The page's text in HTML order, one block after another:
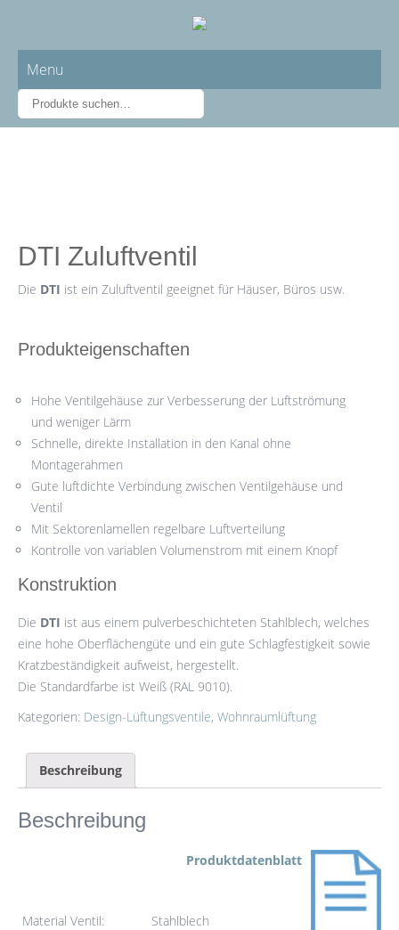
Menu
DTI Zuluftventil
Die DTI ist ein Zuluftventil geeignet für Häuser, Büros usw.
Produkteigenschaften
Hohe Ventilgehäuse zur Verbesserung der Luftströmung
und weniger Lärm
Schnelle, direkte Installation in den Kanal ohne
Montagerahmen
Gute luftdichte Verbindung zwischen Ventilgehäuse und
Ventil
Mit Sektorenlamellen regelbare Luftverteilung
Kontrolle von variablen Volumenstrom mit einem Knopf
Konstruktion
Die DTI ist aus einem pulverbeschichteten Stahlblech, welches
eine hohe Oberflächengüte und ein gute Schlagfestigkeit sowie
Kratzbeständigkeit aufweist, hergestellt.
Die Standardfarbe ist Weiß (RAL 9010).
Kategorien: Design-Lüftungsventile, Wohnraumlüftung
Beschreibung
Beschreibung
Produktdatenblatt
Material Ventil: Stahlblech